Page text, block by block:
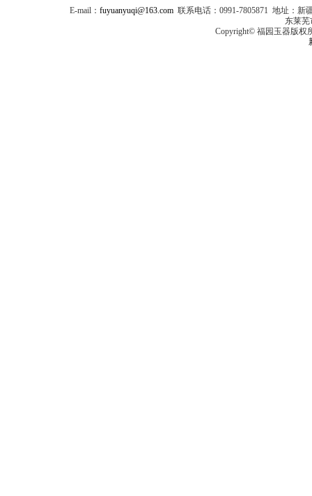
E-mail： fuyuanyuqi@163.com 联系电话：0991-7805871 地址：
东莱
Copyright© 福园玉器版